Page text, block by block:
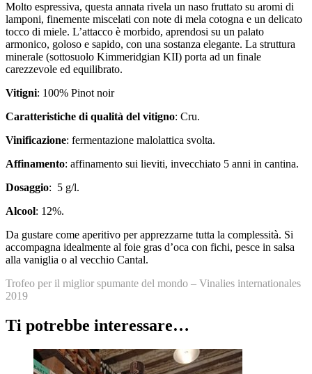
Molto espressiva, questa annata rivela un naso fruttato su aromi di
lamponi, finemente miscelati con note di mela cotogna e un delicato
tocco di miele. L’attacco è morbido, aprendosi su un palato
armonico, goloso e sapido, con una sostanza elegante. La struttura
minerale (sottosuolo Kimmeridgian KII) porta ad un finale
carezzevole ed equilibrato.
Vitigni: 100% Pinot noir
Caratteristiche di qualità del vitigno: Cru.
Vinificazione: fermentazione malolattica svolta.
Affinamento: affinamento sui lieviti, invecchiato 5 anni in cantina.
Dosaggio: 5 g/l.
Alcool: 12%.
Da gustare come aperitivo per apprezzarne tutta la complessità. Si
accompagna idealmente al foie gras d’oca con fichi, pesce in salsa
alla vaniglia o al vecchio Cantal.
Trofeo per il miglior spumante del mondo – Vinalies internationales
2019
Ti potrebbe interessare…